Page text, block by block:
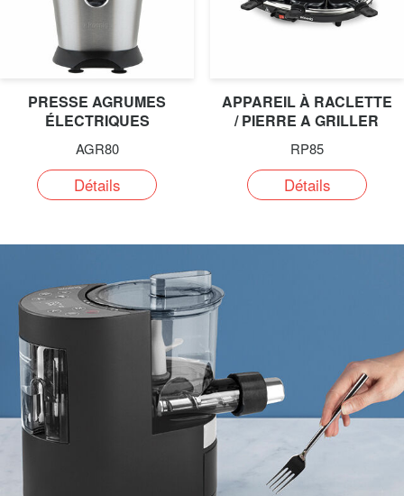
PRESSE AGRUMES
ÉLECTRIQUES
AGR80
Détails
APPAREIL À RACLETTE
/ PIERRE A GRILLER
RP85
Détails